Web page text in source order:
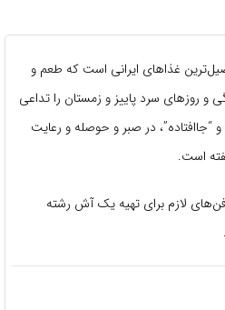
غذاهای ایرانی است که طعم و
روزهای سرد پاییز و زمستان را تداعی
در صبر و حوصله و رعایت
است.
لازم برای تهیه یک آش رشته